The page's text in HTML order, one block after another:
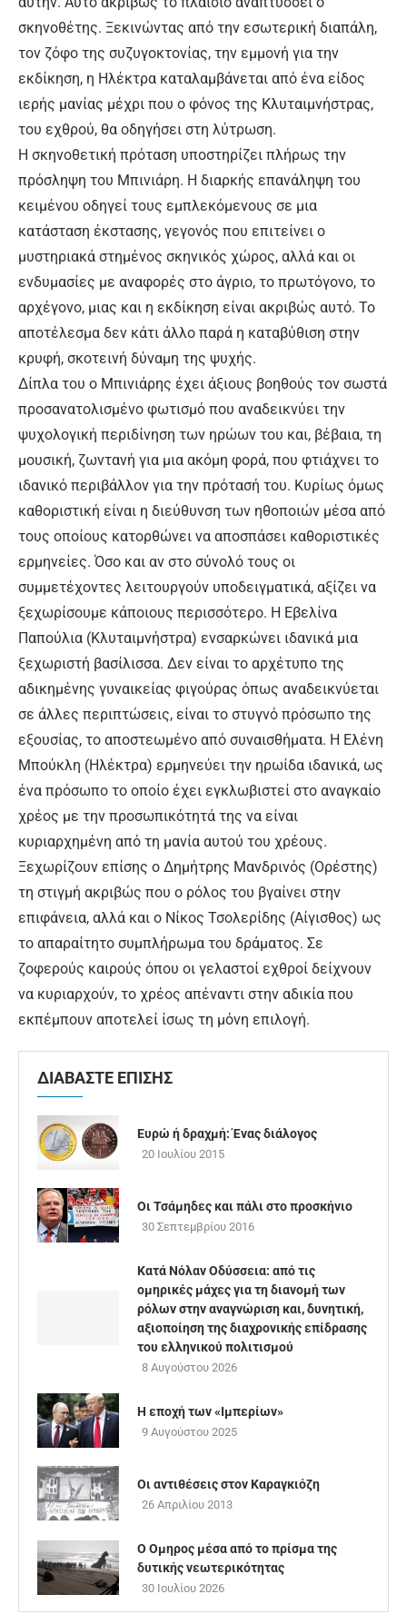
σκηνοθέτης. Ξεκινώντας από την εσωτερική διαπάλη,
τον ζόφο της συζυγοκτονίας, την εμμονή για την
εκδίκηση, η Ηλέκτρα καταλαμβάνεται από ένα είδος
ιερής μανίας μέχρι που ο φόνος της Κλυταιμνήστρας,
του εχθρού, θα οδηγήσει στη λύτρωση.
Η σκηνοθετική πρόταση υποστηρίζει πλήρως την
πρόσληψη του Μπινιάρη. Η διαρκής επανάληψη του
κειμένου οδηγεί τους εμπλεκόμενους σε μια
κατάσταση έκστασης, γεγονός που επιτείνει ο
μυστηριακά στημένος σκηνικός χώρος, αλλά και οι
ενδυμασίες με αναφορές στο άγριο, το πρωτόγονο, το
αρχέγονο, μιας και η εκδίκηση είναι ακριβώς αυτό. Το
αποτέλεσμα δεν κάτι άλλο παρά η καταβύθιση στην
κρυφή, σκοτεινή δύναμη της ψυχής.
Δίπλα του ο Μπινιάρης έχει άξιους βοηθούς τον σωστά
προσανατολισμένο φωτισμό που αναδεικνύει την
ψυχολογική περιδίνηση των ηρώων του και, βέβαια, τη
μουσική, ζωντανή για μια ακόμη φορά, που φτιάχνει το
ιδανικό περιβάλλον για την πρότασή του. Κυρίως όμως
καθοριστική είναι η διεύθυνση των ηθοποιών μέσα από
τους οποίους κατορθώνει να αποσπάσει καθοριστικές
ερμηνείες. Όσο και αν στο σύνολό τους οι
συμμετέχοντες λειτουργούν υποδειγματικά, αξίζει να
ξεχωρίσουμε κάποιους περισσότερο. Η Εβελίνα
Παπούλια (Κλυταιμνήστρα) ενσαρκώνει ιδανικά μια
ξεχωριστή βασίλισσα. Δεν είναι το αρχέτυπο της
αδικημένης γυναικείας φιγούρας όπως αναδεικνύεται
σε άλλες περιπτώσεις, είναι το στυγνό πρόσωπο της
εξουσίας, το αποστεωμένο από συναισθήματα. Η Ελένη
Μπούκλη (Ηλέκτρα) ερμηνεύει την ηρωίδα ιδανικά, ως
ένα πρόσωπο το οποίο έχει εγκλωβιστεί στο αναγκαίο
χρέος με την προσωπικότητά της να είναι
κυριαρχημένη από τη μανία αυτού του χρέους.
Ξεχωρίζουν επίσης ο Δημήτρης Μανδρινός (Ορέστης)
τη στιγμή ακριβώς που ο ρόλος του βγαίνει στην
επιφάνεια, αλλά και ο Νίκος Τσολερίδης (Αίγισθος) ως
το απαραίτητο συμπλήρωμα του δράματος. Σε
ζοφερούς καιρούς όπου οι γελαστοί εχθροί δείχνουν
να κυριαρχούν, το χρέος απέναντι στην αδικία που
εκπέμπουν αποτελεί ίσως τη μόνη επιλογή.
ΔΙΑΒΑΣΤΕ ΕΠΙΣΗΣ
Ευρώ ή δραχμή: Ένας διάλογος
20 Ιουλίου 2015
Οι Τσάμηδες και πάλι στο προσκήνιο
30 Σεπτεμβρίου 2016
Κατά Νόλαν Οδύσσεια: από τις
ομηρικές μάχες για τη διανομή των
ρόλων στην αναγνώριση και, δυνητική,
αξιοποίηση της διαχρονικής επίδρασης
του ελληνικού πολιτισμού
8 Αυγούστου 2026
Η εποχή των «Ιμπερίων»
9 Αυγούστου 2025
Οι αντιθέσεις στον Καραγκιόζη
26 Απριλίου 2013
Ο Ομηρος μέσα από το πρίσμα της
δυτικής νεωτερικότητας
30 Ιουλίου 2026